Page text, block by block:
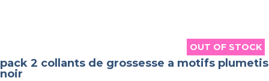
OUT OF STOCK
OUT OF STOCK
pack 2 collants de grossesse a motifs plumetis
noir